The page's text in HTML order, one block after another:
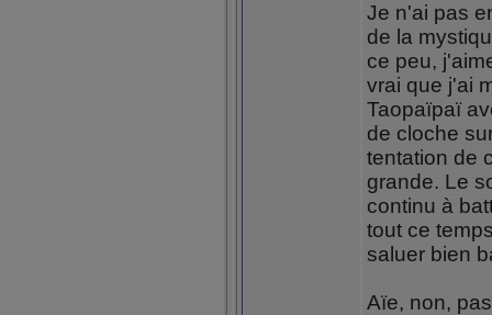
Je n'ai pas
de la
ce peu,
vrai que j'ai
Taopaïpaï
de cloche
tentation de
grande. Le
continu à
tout ce
saluer bien
Aïe, non,